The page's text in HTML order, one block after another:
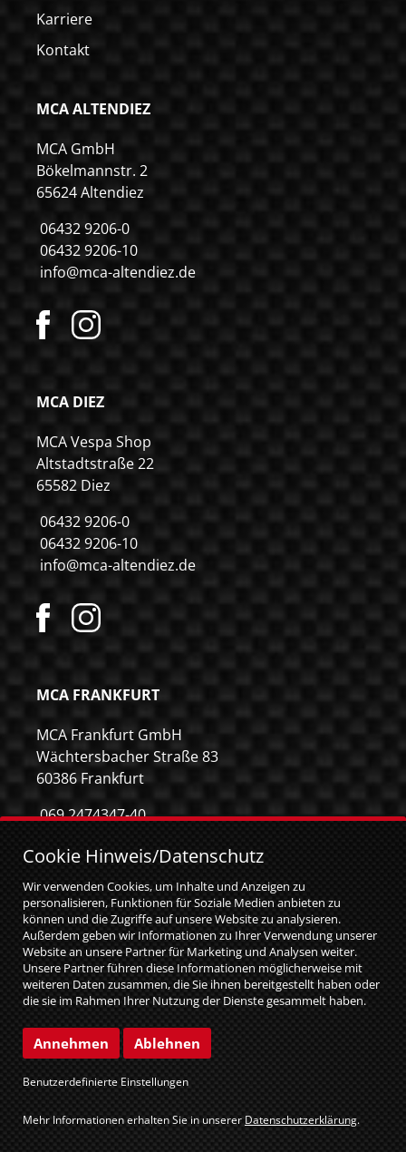
Karriere
Kontakt
MCA ALTENDIEZ
MCA GmbH
Bökelmannstr. 2
65624 Altendiez
06432 9206-0
06432 9206-10
info@mca-altendiez.de
MCA DIEZ
MCA Vespa Shop
Altstadtstraße 22
65582 Diez
06432 9206-0
06432 9206-10
info@mca-altendiez.de
MCA FRANKFURT
MCA Frankfurt GmbH
Wächtersbacher Straße 83
60386 Frankfurt
069 2474347-40
info@mca-frankfurt.de
© MCA GmbH 2026|web relaunch by attentio
Impressum
Datenschutz
Cookie Einstellungen
Cookie Hinweis/Datenschutz
Wir verwenden Cookies, um Inhalte und Anzeigen zu
personalisieren, Funktionen für Soziale Medien anbieten zu
können und die Zugriffe auf unsere Website zu analysieren.
Außerdem geben wir Informationen zu Ihrer Verwendung unserer
Website an unsere Partner für Marketing und Analysen weiter.
Unsere Partner führen diese Informationen möglicherweise mit
weiteren Daten zusammen, die Sie ihnen bereitgestellt haben oder
die sie im Rahmen Ihrer Nutzung der Dienste gesammelt haben.
Website weiterhin nutzen.
Annehmen Ablehnen
Benutzerdefinierte Einstellungen
Mehr Informationen erhalten Sie in unsererDatenschutzerklärung.